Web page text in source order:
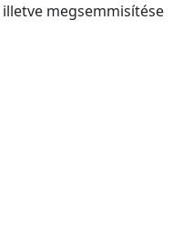
megsemmisítése